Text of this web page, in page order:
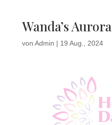
Wanda’s Aurora
von Admin | 19 Aug., 2024